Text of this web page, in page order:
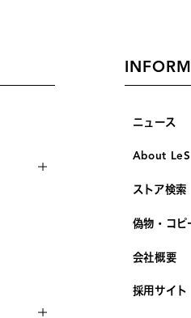
ニュース
About
ストア検索
偽物・コピ
会社概要
採用サイト